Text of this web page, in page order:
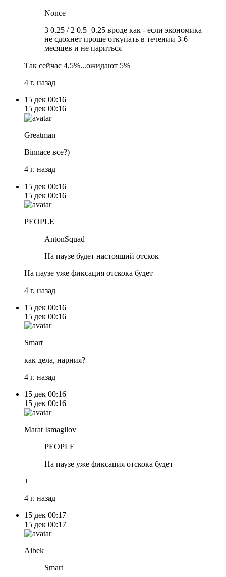
Nonce
3 0.25 / 2 0.5+0.25 вроде как - если экономика
не сдохнет проще откупать в течении 3-6
месяцев и не париться
Так сейчас 4,5%...ожидают 5%
4 г. назад
15 дек 00:16
15 дек 00:16
Greatman
Binnace все?)
4 г. назад
15 дек 00:16
15 дек 00:16
PEOPLE
AntonSquad
На паузе будет настоящий отскок
На паузе уже фиксация отскока будет
4 г. назад
15 дек 00:16
15 дек 00:16
Smart
как дела, нарния?
4 г. назад
15 дек 00:16
15 дек 00:16
Marat Ismagilov
PEOPLE
На паузе уже фиксация отскока будет
+
4 г. назад
15 дек 00:17
15 дек 00:17
Aibek
Smart